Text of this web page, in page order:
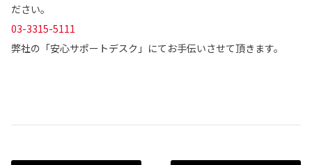
ださい。
03-3315-5111
弊社の「安心サポートデスク」にてお手伝いさせて頂きます。